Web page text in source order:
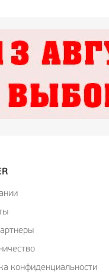
конфиденциальности